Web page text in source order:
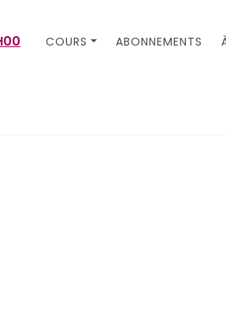
COURS ABONNEMENTS